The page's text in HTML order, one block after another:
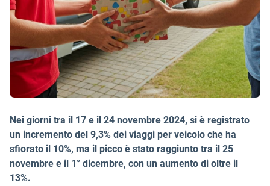
Nei giorni tra il 17 e il 24 novembre 2024, si è registrato
un incremento del 9,3% dei viaggi per veicolo che ha
sfiorato il 10%, ma il picco è stato raggiunto tra il 25
novembre e il 1° dicembre, con un aumento di oltre il
13%.